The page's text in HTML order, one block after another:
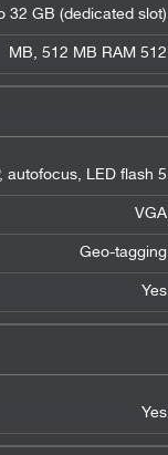
32 GB (dedicated slot)
512 MB, 512 MB RAM
5 MP, autofocus, LED flash
VGA
Geo-tagging
Yes
Yes